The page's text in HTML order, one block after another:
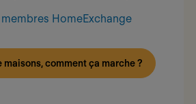
HomeExchange
maisons, comment ça marche ?